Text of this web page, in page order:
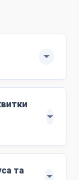
до 10
лежаче
та